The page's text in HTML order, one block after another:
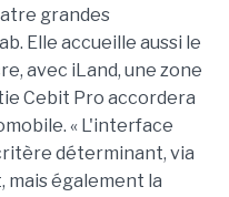
grandes
Elle accueille aussi le
avec iLand, une zone
Cebit Pro accordera
« L'interface
déterminant, via
mais également la